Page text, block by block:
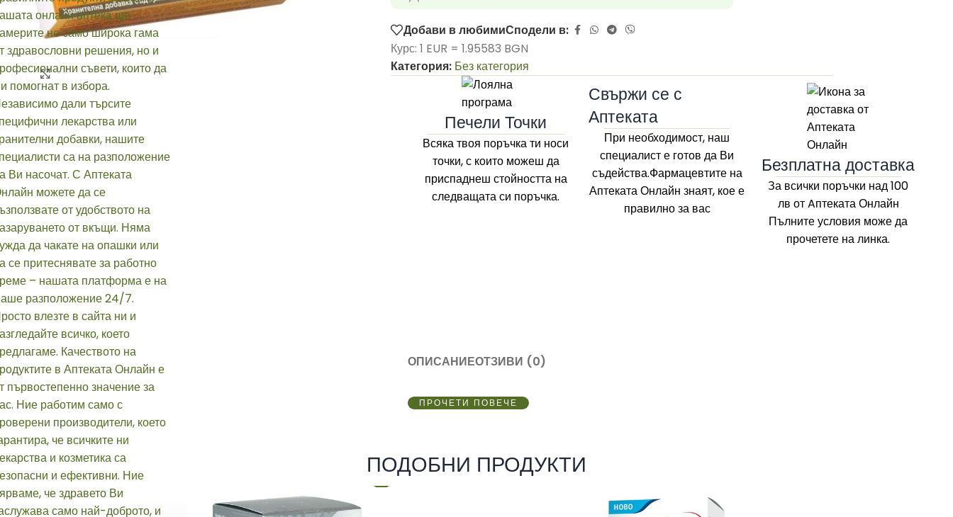
Click to enlarge
Добави в любимиСподели в:
Курс: 1 EUR = 1.95583 BGN
Категория: Без категория
Печели Точки
Всяка твоя поръчка ти носи
точки, с които можеш да
приспаднеш стойността на
следващата си поръчка.
Свържи се с
Аптеката
При необходимост, наш
специалист е готов да Ви
съдейства.Фармацевтите на
Аптеката Онлайн знаят, кое е
правилно за вас
Безплатна доставка
За всички поръчки над 100
лв от Aптеката Онлайн
Пълните условия може да
прочетете на линка.
ОПИСАНИЕОТЗИВИ (0)
ПРОЧЕТИ ПОВЕЧЕ
ПОДОБНИ ПРОДУКТИ